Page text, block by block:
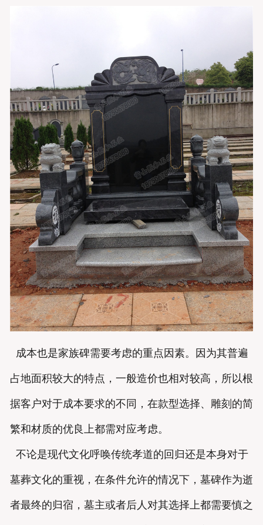
成本也是家族碑需要考虑的重点因素。因为其普遍
占地面积较大的特点，一般造价也相对较高，所以根
据客户对于成本要求的不同，在款型选择、雕刻的简
繁和材质的优良上都需对应考虑。
不论是现代文化呼唤传统孝道的回归还是本身对于
墓葬文化的重视，在条件允许的情况下，墓碑作为逝
者最终的归宿，墓主或者后人对其选择上都需要慎之